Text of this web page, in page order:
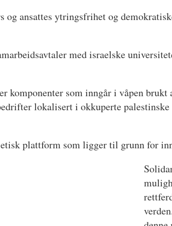
ansattes ytringsfrihet og
med israelske
komponenter som inngår i våpen brukt
lokalisert i okkuperte
plattform som ligger til grunn for